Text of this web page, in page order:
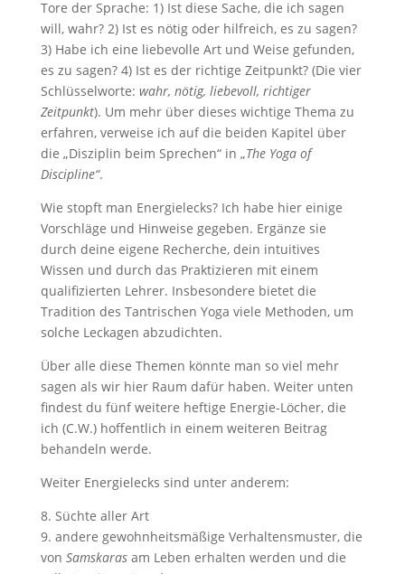
Tore der Sprache: 1) Ist diese Sache, die ich sagen
will, wahr? 2) Ist es nötig oder hilfreich, es zu sagen?
3) Habe ich eine liebevolle Art und Weise gefunden,
es zu sagen? 4) Ist es der richtige Zeitpunkt? (Die vier
Schlüsselworte: wahr, nötig, liebevoll, richtiger
Zeitpunkt). Um mehr über dieses wichtige Thema zu
erfahren, verweise ich auf die beiden Kapitel über
die „Disziplin beim Sprechen“ in „The Yoga of
Discipline“.
Wie stopft man Energielecks? Ich habe hier einige
Vorschläge und Hinweise gegeben. Ergänze sie
durch deine eigene Recherche, dein intuitives
Wissen und durch das Praktizieren mit einem
qualifizierten Lehrer. Insbesondere bietet die
Tradition des Tantrischen Yoga viele Methoden, um
solche Leckagen abzudichten.
Über alle diese Themen könnte man so viel mehr
sagen als wir hier Raum dafür haben. Weiter unten
findest du fünf weitere heftige Energie-Löcher, die
ich (C.W.) hoffentlich in einem weiteren Beitrag
behandeln werde.
Weiter Energielecks sind unter anderem:
8. Süchte aller Art
9. andere gewohnheitsmäßige Verhaltensmuster, die
von Samskaras am Leben erhalten werden und die